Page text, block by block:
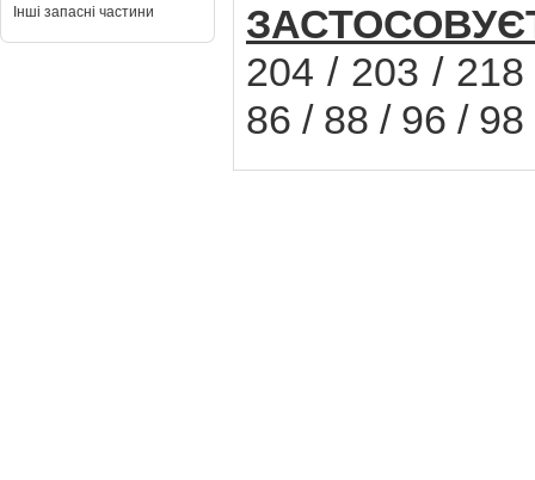
Інші запасні частини
204 / 203 /
86 / 88 / 96 /